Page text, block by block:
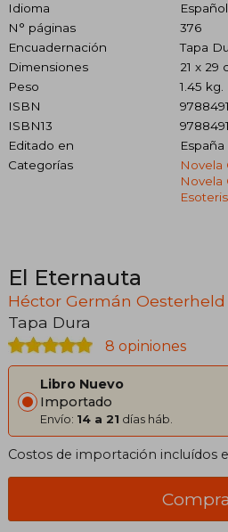
Idioma
Español
N° páginas
376
Encuadernación
Tapa
Dimensiones
21 x 29
Peso
1.45 kg.
ISBN
ISBN13
Editado en
España
Categorías
Novela
Novela
El Eternauta
Héctor Germán Oesterheld
Tapa Dura
8 opiniones
Libro Nuevo
Importado
Envío: 14 a 21 días háb.
Costos de importación incluídos